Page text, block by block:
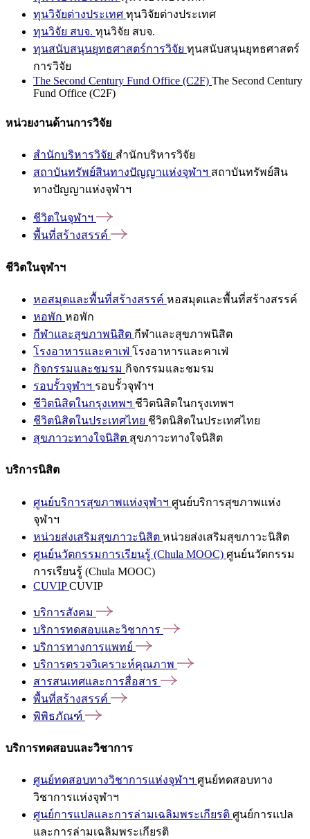
ทุนวิจัยต่างประเทศ ทุนวิจัยต่างประเทศ
ทุนวิจัย สบจ. ทุนวิจัย สบจ.
ทุนสนับสนุนยุทธศาสตร์การวิจัย ทุนสนับสนุนยุทธศาสตร์
การวิจัย
The Second Century Fund Office (C2F) The Second Century
Fund Office (C2F)
หน่วยงานด้านการวิจัย
สำนักบริหารวิจัย สำนักบริหารวิจัย
สถาบันทรัพย์สินทางปัญญาแห่งจุฬาฯ สถาบันทรัพย์สิน
ทางปัญญาแห่งจุฬาฯ
ชีวิตในจุฬาฯ
พื้นที่สร้างสรรค์
ชีวิตในจุฬาฯ
หอสมุดและพื้นที่สร้างสรรค์ หอสมุดและพื้นที่สร้างสรรค์
หอพัก หอพัก
กีฬาและสุขภาพนิสิต กีฬาและสุขภาพนิสิต
โรงอาหารและคาเฟ่ โรงอาหารและคาเฟ่
กิจกรรมและชมรม กิจกรรมและชมรม
รอบรั้วจุฬาฯ รอบรั้วจุฬาฯ
ชีวิตนิสิตในกรุงเทพฯ ชีวิตนิสิตในกรุงเทพฯ
ชีวิตนิสิตในประเทศไทย ชีวิตนิสิตในประเทศไทย
สุขภาวะทางใจนิสิต สุขภาวะทางใจนิสิต
บริการนิสิต
ศูนย์บริการสุขภาพแห่งจุฬาฯ ศูนย์บริการสุขภาพแห่ง
จุฬาฯ
หน่วยส่งเสริมสุขภาวะนิสิต หน่วยส่งเสริมสุขภาวะนิสิต
ศูนย์นวัตกรรมการเรียนรู้ (Chula MOOC) ศูนย์นวัตกรรม
การเรียนรู้ (Chula MOOC)
CUVIPCUVIP
บริการสังคม
บริการทดสอบและวิชาการ
บริการทางการแพทย์
บริการตรวจวิเคราะห์คุณภาพ
สารสนเทศและการสื่อสาร
พื้นที่สร้างสรรค์
พิพิธภัณฑ์
บริการทดสอบและวิชาการ
ศูนย์ทดสอบทางวิชาการแห่งจุฬาฯ ศูนย์ทดสอบทาง
วิชาการแห่งจุฬาฯ
ศูนย์การแปลและการล่ามเฉลิมพระเกียรติ ศูนย์การแปล
และการล่ามเฉลิมพระเกียรติ